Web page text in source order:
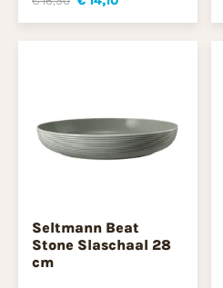
Seltmann Beat
Stone Slaschaal 28
cm